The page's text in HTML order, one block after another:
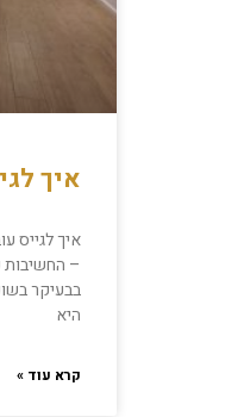
איך
איך לגייס
– החשיבות
בבעיקר
היא
קרא עוד »